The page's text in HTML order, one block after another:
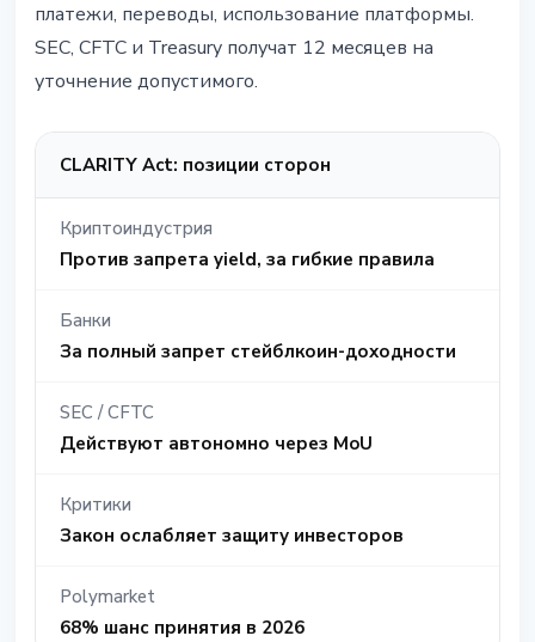
платежи, переводы, использование платформы.
SEC, CFTC и Treasury получат 12 месяцев на
уточнение допустимого.
CLARITY Act: позиции сторон
Криптоиндустрия
Против запрета yield, за гибкие правила
Банки
За полный запрет стейблкоин-доходности
SEC / CFTC
Действуют автономно через MoU
Критики
Закон ослабляет защиту инвесторов
Polymarket
68% шанс принятия в 2026